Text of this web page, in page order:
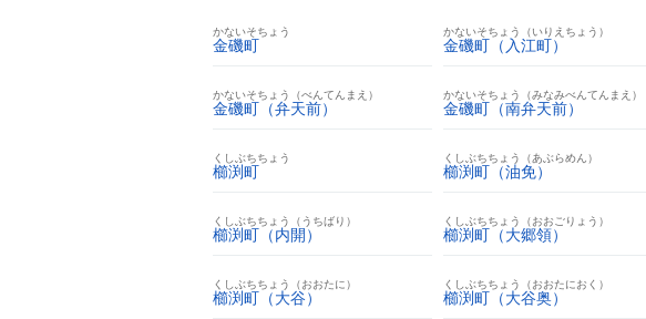
かないそちょう
金磯町
かないそちょう（いりえちょう）
金磯町（入江町）
かないそちょう（べんてんまえ）
金磯町（弁天前）
かないそちょう（みなみべんてんまえ）
金磯町（南弁天前）
くしぶちちょう
櫛渕町
くしぶちちょう（あぶらめん）
櫛渕町（油免）
くしぶちちょう（うちばり）
櫛渕町（内開）
くしぶちちょう（おおごりょう）
櫛渕町（大郷領）
くしぶちちょう（おおたに）
櫛渕町（大谷）
くしぶちちょう（おおたにおく）
櫛渕町（大谷奥）